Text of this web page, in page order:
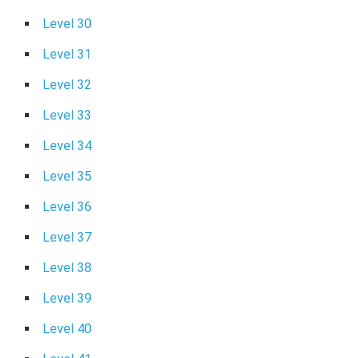
Level 30
Level 31
Level 32
Level 33
Level 34
Level 35
Level 36
Level 37
Level 38
Level 39
Level 40